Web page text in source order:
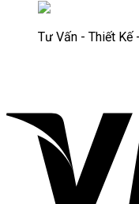
Tư Vấn - Thiết Kế